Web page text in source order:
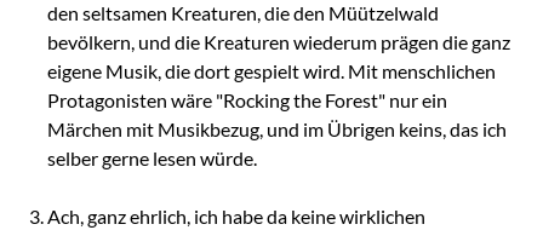
den seltsamen Kreaturen, die den Müützelwald
bevölkern, und die Kreaturen wiederum prägen die ganz
eigene Musik, die dort gespielt wird. Mit menschlichen
Protagonisten wäre "Rocking the Forest" nur ein
Märchen mit Musikbezug, und im Übrigen keins, das ich
selber gerne lesen würde.
Ach, ganz ehrlich, ich habe da keine wirklichen